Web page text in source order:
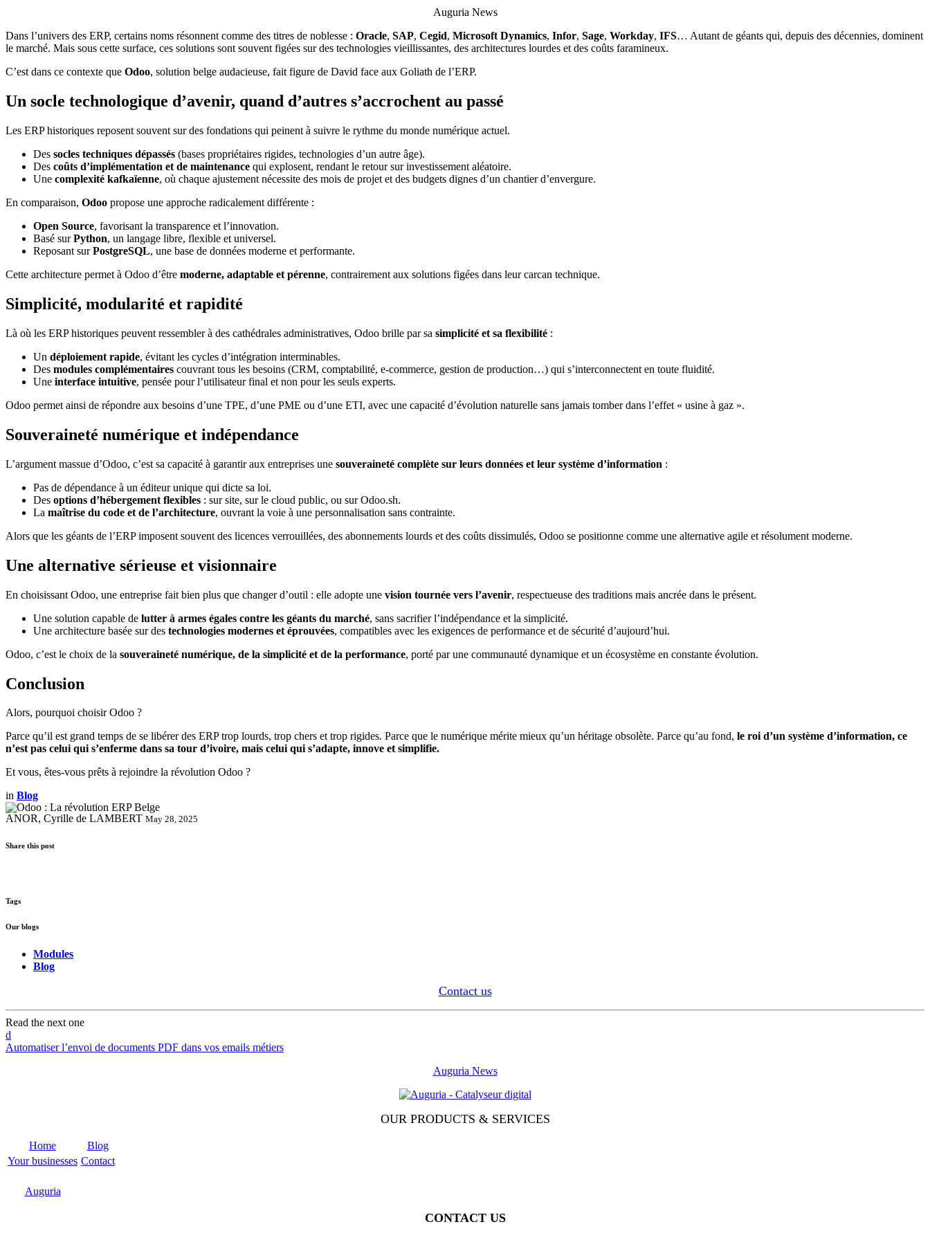
Auguria News
Dans l’univers des ERP, certains noms résonnent comme des titres de noblesse : Oracle, SAP, Cegid, Microsoft Dynamics, Infor, Sage, Workday, IFS… Autant de géants qui, depuis des décennies, dominent
le marché. Mais sous cette surface, ces solutions sont souvent figées sur des technologies vieillissantes, des architectures lourdes et des coûts faramineux.
C’est dans ce contexte que Odoo, solution belge audacieuse, fait figure de David face aux Goliath de l’ERP.
Un socle technologique d’avenir, quand d’autres s’accrochent au passé
Les ERP historiques reposent souvent sur des fondations qui peinent à suivre le rythme du monde numérique actuel.
Des socles techniques dépassés (bases propriétaires rigides, technologies d’un autre âge).
Des coûts d’implémentation et de maintenance qui explosent, rendant le retour sur investissement aléatoire.
Une complexité kafkaïenne, où chaque ajustement nécessite des mois de projet et des budgets dignes d’un chantier d’envergure.
En comparaison, Odoo propose une approche radicalement différente :
Open Source, favorisant la transparence et l’innovation.
Basé surPython, un langage libre, flexible et universel.
Reposant surPostgreSQL, une base de données moderne et performante.
Cette architecture permet à Odoo d’être moderne, adaptable et pérenne, contrairement aux solutions figées dans leur carcan technique.
Simplicité, modularité et rapidité
Là où les ERP historiques peuvent ressembler à des cathédrales administratives, Odoo brille par sa simplicité et sa flexibilité :
Un déploiement rapide, évitant les cycles d’intégration interminables.
Des modules complémentaires couvrant tous les besoins (CRM, comptabilité, e-commerce, gestion de production…) qui s’interconnectent en toute fluidité.
Une interface intuitive, pensée pour l’utilisateur final et non pour les seuls experts.
Odoo permet ainsi de répondre aux besoins d’une TPE, d’une PME ou d’une ETI, avec une capacité d’évolution naturelle sans jamais tomber dans l’effet « usine à gaz ».
Souveraineté numérique et indépendance
L’argument massue d’Odoo, c’est sa capacité à garantir aux entreprises une souveraineté complète sur leurs données et leur système d’information :
Pas de dépendance à un éditeur unique qui dicte sa loi.
Des options d’hébergement flexibles : sur site, sur le cloud public, ou sur Odoo.sh.
La maîtrise du code et de l’architecture, ouvrant la voie à une personnalisation sans contrainte.
Alors que les géants de l’ERP imposent souvent des licences verrouillées, des abonnements lourds et des coûts dissimulés, Odoo se positionne comme une alternative agile et résolument moderne.
Une alternative sérieuse et visionnaire
En choisissant Odoo, une entreprise fait bien plus que changer d’outil : elle adopte une vision tournée vers l’avenir, respectueuse des traditions mais ancrée dans le présent.
Une solution capable de lutter à armes égales contre les géants du marché, sans sacrifier l’indépendance et la simplicité.
Une architecture basée sur des technologies modernes et éprouvées, compatibles avec les exigences de performance et de sécurité d’aujourd’hui.
Odoo, c’est le choix de la souveraineté numérique, de la simplicité et de la performance, porté par une communauté dynamique et un écosystème en constante évolution.
Conclusion
Alors, pourquoi choisir Odoo ?
Parce qu’il est grand temps de se libérer des ERP trop lourds, trop chers et trop rigides. Parce que le numérique mérite mieux qu’un héritage obsolète. Parce qu’au fond, le roi d’un système d’information, ce
n’est pas celui qui s’enferme dans sa tour d’ivoire, mais celui qui s’adapte, innove et simplifie.
Et vous, êtes-vous prêts à rejoindre la révolution Odoo ?
in Blog
ANOR, Cyrille de LAMBERT May 28, 2025
Share this post
Tags
Our blogs
Modules
Blog
Contact us
Read the next one
d
Automatiser l’envoi de documents PDF dans vos emails métiers
Auguria News
OUR PRODUCTS & SERVICES
Home
Blog
Your businesses Contact
Auguria
CONTACT US